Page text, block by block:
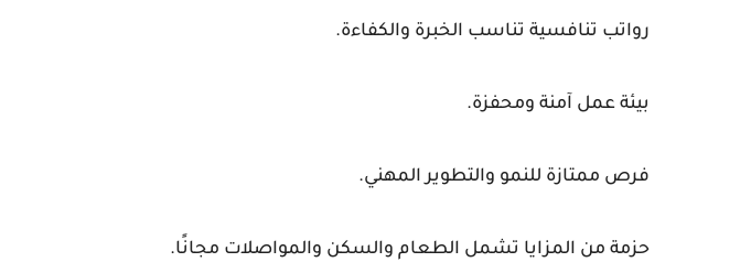
رواتب تنافسية تناسب الخبرة والكفاءة.
بيئة عمل آمنة ومحفزة.
فرص ممتازة للنمو والتطوير المهني.
حزمة من المزايا تشمل الطعام والسكن والمواصلات مجانًا.